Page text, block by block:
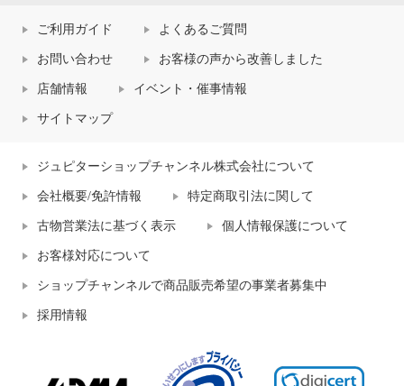
ご利用ガイド よくあるご質問
お問い合わせ お客様の声から改善しました
店舗情報 イベント・催事情報
サイトマップ
ジュピターショップチャンネル株式会社について
会社概要/免許情報 特定商取引法に関して
古物営業法に基づく表示 個人情報保護について
お客様対応について
ショップチャンネルで商品販売希望の事業者募集中
採用情報